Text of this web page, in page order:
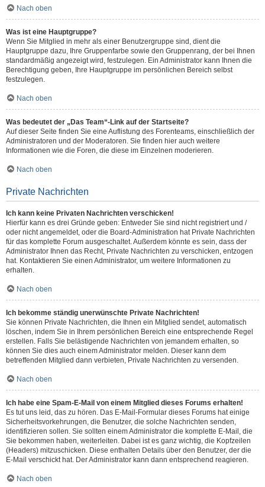
Nach oben
Was ist eine Hauptgruppe?
Wenn Sie Mitglied in mehr als einer Benutzergruppe sind, dient die
Hauptgruppe dazu, Ihre Gruppenfarbe sowie den Gruppenrang, der bei Ihnen
standardmäßig angezeigt wird, festzulegen. Ein Administrator kann Ihnen die
Berechtigung geben, Ihre Hauptgruppe im persönlichen Bereich selbst
festzulegen.
Nach oben
Was bedeutet der „Das Team“-Link auf der Startseite?
Auf dieser Seite finden Sie eine Auflistung des Forenteams, einschließlich der
Administratoren und der Moderatoren. Sie finden hier auch weitere
Informationen wie die Foren, die diese im Einzelnen moderieren.
Nach oben
Private Nachrichten
Ich kann keine Privaten Nachrichten verschicken!
Hierfür kann es drei Gründe geben: Entweder Sie sind nicht registriert und /
oder nicht angemeldet, oder die Board-Administration hat Private Nachrichten
für das komplette Forum ausgeschaltet. Außerdem könnte es sein, dass der
Administrator Ihnen das Recht, Private Nachrichten zu verschicken, entzogen
hat. Kontaktieren Sie einen Administrator, um weitere Informationen zu
erhalten.
Nach oben
Ich bekomme ständig unerwünschte Private Nachrichten!
Sie können Private Nachrichten, die Ihnen ein Mitglied sendet, automatisch
löschen, indem Sie in Ihrem persönlichen Bereich eine entsprechende Regel
erstellen. Falls Sie belästigende Nachrichten von jemandem erhalten, so
können Sie dies auch einem Administrator melden. Dieser kann dem
betreffenden Mitglied dann verbieten, Private Nachrichten zu versenden.
Nach oben
Ich habe eine Spam-E-Mail von einem Mitglied dieses Forums erhalten!
Es tut uns leid, das zu hören. Das E-Mail-Formular dieses Forums hat einige
Sicherheitsvorkehrungen, die Benutzer, die solche Nachrichten senden,
identifizieren sollen. Sie sollten einem Administrator die komplette E-Mail, die
Sie bekommen haben, weiterleiten. Dabei ist es ganz wichtig, die Kopfzeilen
(Headers) mitzuschicken. Diese enthalten Details über den Benutzer, der die
E-Mail verschickt hat. Der Administrator kann dann entsprechend reagieren.
Nach oben